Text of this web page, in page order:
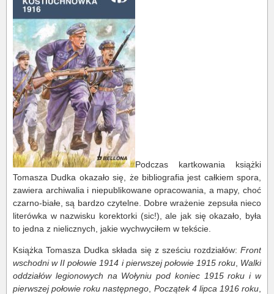
Podczas kartkowania książki
Tomasza Dudka okazało się, że bibliografia jest całkiem spora,
zawiera archiwalia i niepublikowane opracowania, a mapy, choć
czarno-białe, są bardzo czytelne. Dobre wrażenie zepsuła nieco
literówka w nazwisku korektorki (sic!), ale jak się okazało, była
to jedna z nielicznych, jakie wychwyciłem w tekście.
Książka Tomasza Dudka składa się z sześciu rozdziałów: Front
wschodni w II połowie 1914 i pierwszej połowie 1915 roku, Walki
oddziałów legionowych na Wołyniu pod koniec 1915 roku i w
pierwszej połowie roku następnego Początek 4 lipca 1916 roku